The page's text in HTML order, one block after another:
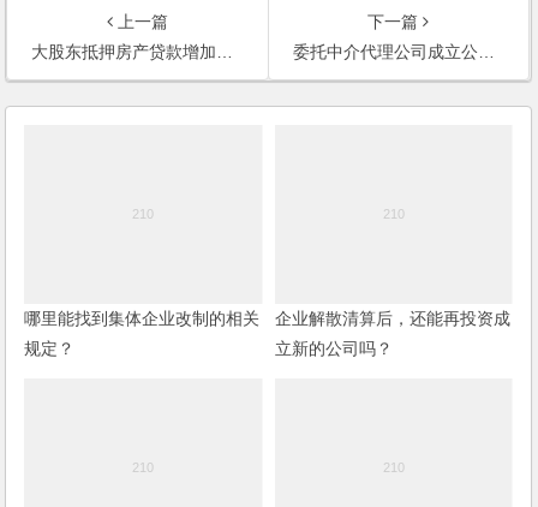
上一篇
大股东抵押房产贷款增加公司的注册资本，公司偿还大股东的增资款，大股东是否涉嫌抽逃出资？
下一篇
委托中介代理公司成立公司，实际出资额如何证明？
哪里能找到集体企业改制的相关
规定？
企业解散清算后，还能再投资成
立新的公司吗？